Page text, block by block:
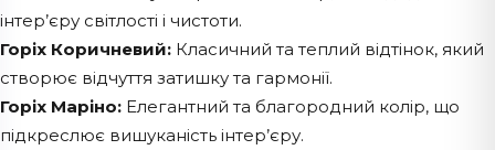
інтер’єру світлості і чистоти.
Горіх Коричневий: Класичний та теплий відтінок, який
створює відчуття затишку та гармонії.
Горіх Маріно: Елегантний та благородний колір, що
підкреслює вишуканість інтер’єру.